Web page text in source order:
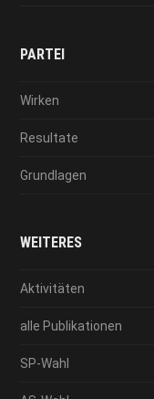
PARTEI
Wirken
Resultate
Grundlagen
WEITERES
Aktivitäten
alle Publikationen
SP-Wahl